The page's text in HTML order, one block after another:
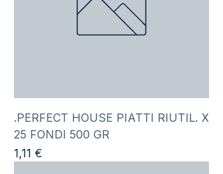
.PERFECT HOUSE PIATTI RIUTIL. X
25 FONDI 500 GR
Prezzo
1,11 €